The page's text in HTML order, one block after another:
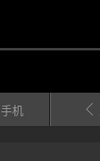
手机 